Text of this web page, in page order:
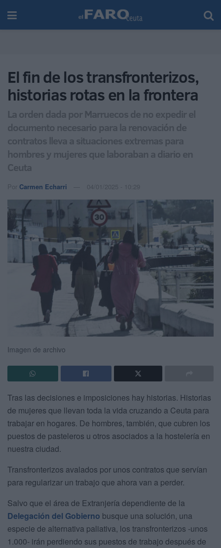
El fin de los transfronterizos,
historias rotas en la frontera
La orden dada por Marruecos de no expedir el
documento necesario para la renovación de
contratos lleva a situaciones extremas para
hombres y mujeres que laboraban a diario en
Ceuta
Por Carmen Echarri 04/01/2025 - 10:29
Imagen de archivo
Tras las decisiones e imposiciones hay historias. Historias
de mujeres que llevan toda la vida cruzando a Ceuta para
trabajar en hogares. De hombres, también, que cubren los
puestos de pasteleros u otros asociados a la hostelería en
nuestra ciudad.
Transfronterizos avalados por unos contratos que servían
para regularizar un trabajo que ahora van a perder.
Salvo que el área de Extranjería dependiente de la
Delegación del Gobierno busque una solución, una
especie de alternativa paliativa, los transfronterizos -unos
1.000- irán perdiendo sus puestos de trabajo después de